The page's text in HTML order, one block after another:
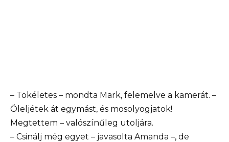
– Tökéletes – mondta Mark, felemelve a kamerát. –
Öleljétek át egymást, és mosolyogjatok!
Megtettem – valószínűleg utoljára.
– Csinálj még egyet – javasolta Amanda –, de